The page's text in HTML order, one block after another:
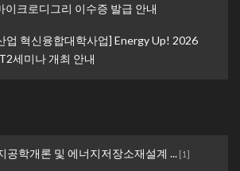
이크로디그리 이수증 발급 안내
업 혁신융합대학사업] Energy Up! 2026
세미나 개최 안내
공학개론 및 에너지저장소재설계 ... [1]